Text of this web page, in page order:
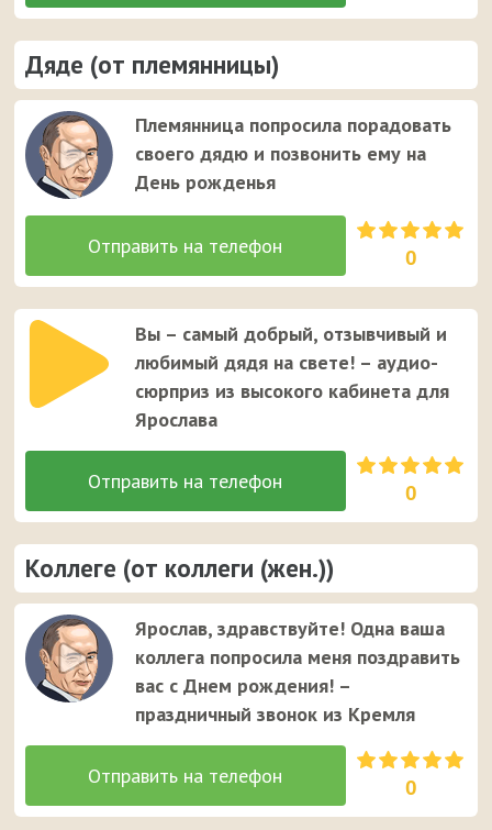
Дяде (от племянницы)
Племянница попросила порадовать
своего дядю и позвонить ему на
День рожденья
0
Вы – самый добрый, отзывчивый и
любимый дядя на свете! – аудио-
сюрприз из высокого кабинета для
Ярослава
0
Коллеге (от коллеги (жен.))
Ярослав, здравствуйте! Одна ваша
коллега попросила меня поздравить
вас с Днем рождения! –
праздничный звонок из Кремля
0